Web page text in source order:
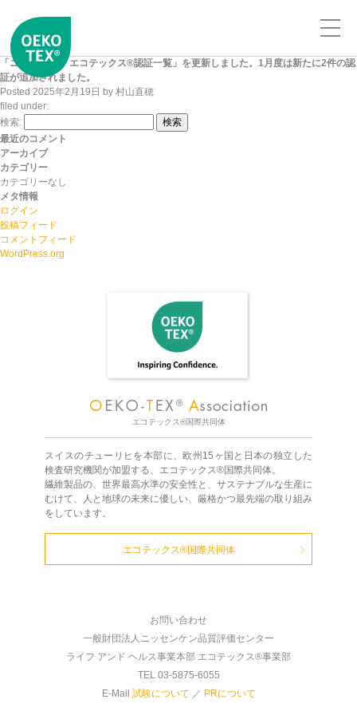
「ニッセンケン エコテックス®認証一覧」を更新しました。1月度は新たに2件の認
証が追加されました。
Posted 2025年2月19日 by 村山直穂
filed under:
検索:
検索
最近のコメント
アーカイブ
カテゴリー
カテゴリーなし
メタ情報
ログイン
投稿フィード
コメントフィード
WordPress.org
エコテックス®国際共同体
スイスのチューリヒを本部に、欧州15ヶ国と日本の独立した
検査研究機関が加盟する、エコテックス®国際共同体。
繊維製品の、世界最高水準の安全性と、サステナブルな生産に
むけて、人と地球の未来に優しい、厳格かつ最先端の取り組み
をしています。
エコテックス®国際共同体
お問い合わせ
一般財団法人ニッセンケン品質評価センター
ライフ アンド ヘルス事業本部 エコテックス®事業部
TEL 03-5875-6055
E-Mail 試験について ／ PRについて